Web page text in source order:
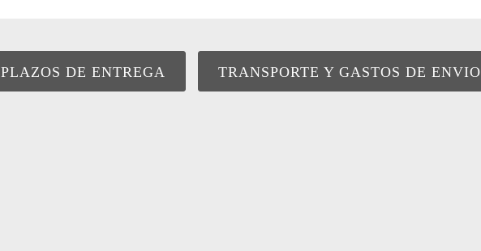
PLAZOS DE ENTREGA TRANSPORTE Y GASTOS DE ENVIO